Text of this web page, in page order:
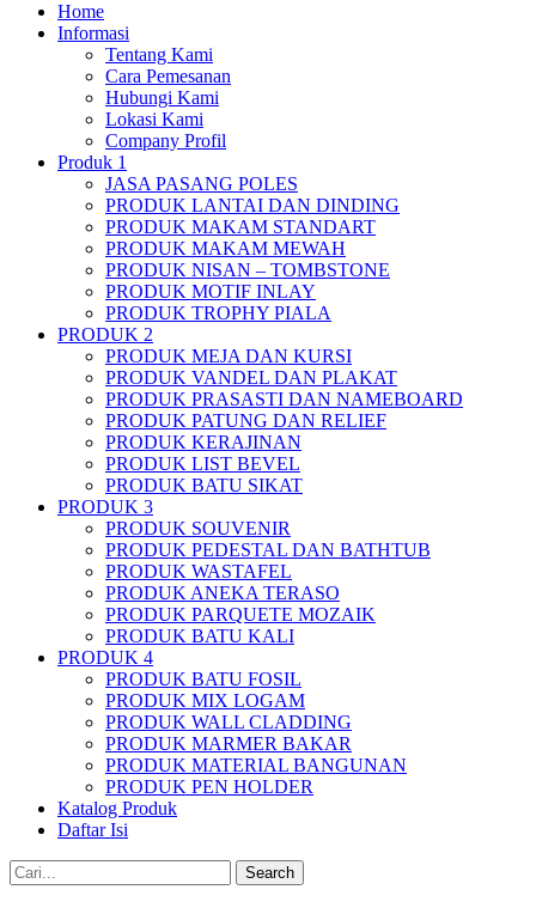
Home
Informasi
Tentang Kami
Cara Pemesanan
Hubungi Kami
Lokasi Kami
Company Profil
Produk 1
JASA PASANG POLES
PRODUK LANTAI DAN DINDING
PRODUK MAKAM STANDART
PRODUK MAKAM MEWAH
PRODUK NISAN – TOMBSTONE
PRODUK MOTIF INLAY
PRODUK TROPHY PIALA
PRODUK 2
PRODUK MEJA DAN KURSI
PRODUK VANDEL DAN PLAKAT
PRODUK PRASASTI DAN NAMEBOARD
PRODUK PATUNG DAN RELIEF
PRODUK KERAJINAN
PRODUK LIST BEVEL
PRODUK BATU SIKAT
PRODUK 3
PRODUK SOUVENIR
PRODUK PEDESTAL DAN BATHTUB
PRODUK WASTAFEL
PRODUK ANEKA TERASO
PRODUK PARQUETE MOZAIK
PRODUK BATU KALI
PRODUK 4
PRODUK BATU FOSIL
PRODUK MIX LOGAM
PRODUK WALL CLADDING
PRODUK MARMER BAKAR
PRODUK MATERIAL BANGUNAN
PRODUK PEN HOLDER
Katalog Produk
Daftar Isi
Search